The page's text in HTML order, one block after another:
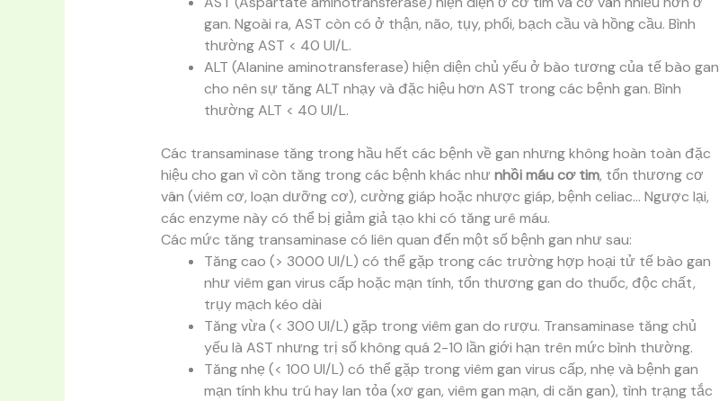
gan. Ngoài ra, AST còn có ở thận, não, tụy, phổi, bạch cầu và hồng cầu. Bình
thường AST < 40 UI/L.
ALT (Alanine aminotransferase) hiện diện chủ yếu ở bào tương của tế bào gan
cho nên sự tăng ALT nhạy và đặc hiệu hơn AST trong các bệnh gan. Bình
thường ALT < 40 UI/L.
Các transaminase tăng trong hầu hết các bệnh về gan nhưng không hoàn toàn đặc
hiệu cho gan vì còn tăng trong các bệnh khác nhưnhồi máu cơ tim, tổn thương cơ
vân (viêm cơ, loạn dưỡng cơ), cường giáp hoặc nhược giáp, bệnh celiac… Ngược lại,
các enzyme này có thể bị giảm giả tạo khi có tăng urê máu.
Các mức tăng transaminase có liên quan đến một số bệnh gan như sau:
Tăng cao (> 3000 UI/L) có thể gặp trong các trường hợp hoại tử tế bào gan
như viêm gan virus cấp hoặc mạn tính, tổn thương gan do thuốc, độc chất,
trụy mạch kéo dài
Tăng vừa (< 300 UI/L) gặp trong viêm gan do rượu. Transaminase tăng chủ
yếu là AST nhưng trị số không quá 2-10 lần giới hạn trên mức bình thường.
Tăng nhẹ (< 100 UI/L) có thể gặp trong viêm gan virus cấp, nhẹ và bệnh gan
mạn tính khu trú hay lan tỏa (xơ gan, viêm gan mạn, di căn gan), tình trạng tắc